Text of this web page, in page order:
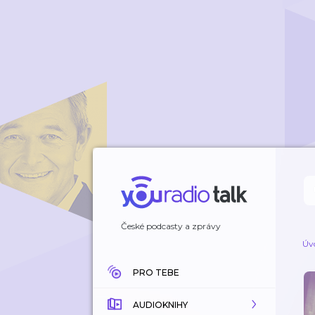
České podcasty a zprávy
PRO TEBE
AUDIOKNIHY